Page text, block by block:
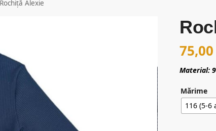
Rochiță Alexie
Material:
Mărime
116 (5-6